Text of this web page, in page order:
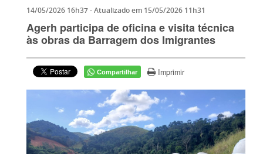
14/05/2026 16h37- Atualizado em 15/05/2026 11h31
Agerh participa de oficina e visita técnica
às obras da Barragem dos Imigrantes
Compartilhar Imprimir